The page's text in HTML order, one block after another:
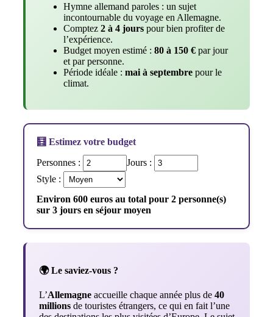
Hymne allemand paroles : un sujet
incontournable du voyage en Allemagne.
Comptez 2 à 4 jours pour bien profiter de
l’expérience.
Budget moyen estimé : 80 à 150 € par jour
et par personne.
Période idéale : mai à septembre pour le
climat.
🧮 Estimez votre budget
Personnes :
Jours :
Style :
Environ 600 euros au total pour 2 personne(s)
sur 3 jours en séjour moyen
🌍 Le saviez-vous ?
L’Allemagne accueille chaque année plus de 40
millions de touristes étrangers, ce qui en fait l’une